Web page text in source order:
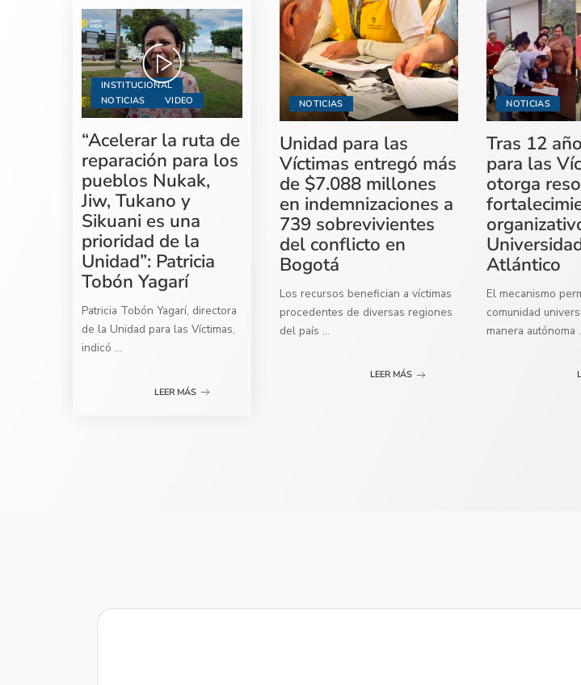
INSTITUCIONAL
NOTICIAS
VIDEO
“Acelerar la ruta de
reparación para los
pueblos Nukak,
Jiw, Tukano y
Sikuani es una
prioridad de la
Unidad”: Patricia
Tobón Yagarí
Patricia Tobón Yagarí, directora
de la Unidad para las Víctimas,
indicó ...
LEER MÁS
NOTICIAS
Unidad para las
Víctimas entregó más
de $7.088 millones
en indemnizaciones a
739 sobrevivientes
del conflicto en
Bogotá
Los recursos benefician a víctimas
procedentes de diversas regiones
del país ...
LEER MÁS
NOTICIAS
Tras 12
para las
otorga
Atlántico
El mecanismo
comunidad
manera autónoma